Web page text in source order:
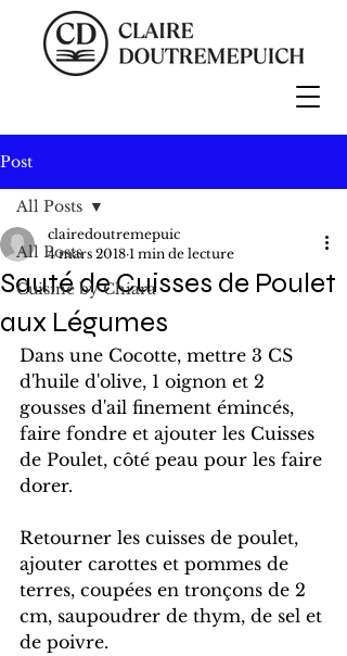
Post
All Posts
Cuisine by Chiara
All Posts
Sauté de Cuisses de Poulet
aux Légumes
clairedoutremepuic
4 mars 2018 1 min de lecture
Dans une Cocotte, mettre 3 CS
d'huile d'olive, 1 oignon et 2
gousses d'ail finement émincés,
faire fondre et ajouter les Cuisses
de Poulet, côté peau pour les faire
dorer.
Retourner les cuisses de poulet,
ajouter carottes et pommes de
terres, coupées en tronçons de 2
cm, saupoudrer de thym, de sel et
de poivre.